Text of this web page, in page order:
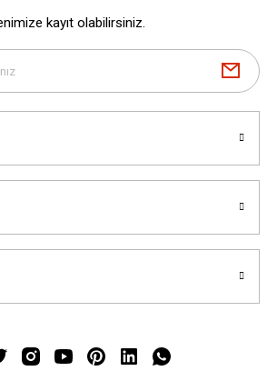
kayıt olabilirsiniz.